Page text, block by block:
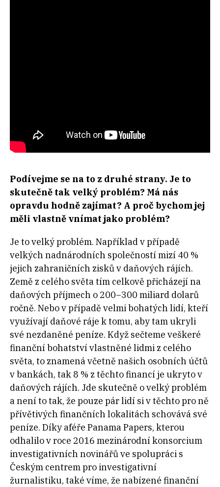
Podívejme se na to z druhé strany. Je to
skutečně tak velký problém? Má nás
opravdu hodně zajímat? A proč bychom jej
měli vlastně vnímat jako problém?
Je to velký problém. Například v případě
velkých nadnárodních společností mizí 40 %
jejich zahraničních zisků v daňových rájích.
Země z celého světa tím celkově přicházejí na
daňových příjmech o 200–300 miliard dolarů
ročně. Nebo v případě velmi bohatých lidí, kteří
využívají daňové ráje k tomu, aby tam ukryli
své nezdaněné peníze. Když sečteme veškeré
finanční bohatství vlastněné lidmi z celého
světa, to znamená včetně našich osobních účtů
v bankách, tak 8 % z těchto financí je ukryto v
daňových rájích. Jde skutečně o velký problém
a není to tak, že pouze pár lidí si v těchto pro ně
přívětivých finančních lokalitách schovává své
peníze. Díky aféře Panama Papers, kterou
odhalilo v roce 2016 mezinárodní konsorcium
investigativních novinářů ve spolupráci s
Českým centrem pro investigativní
žurnalistiku, také víme, že nabízené finanční